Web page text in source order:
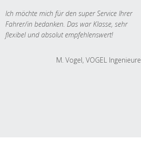
Ich möchte mich für den super Service Ihrer
Fahrer/in bedanken. Das war Klasse, sehr
flexibel und absolut empfehlenswert!
M. Vogel, VOGEL Ingenieure